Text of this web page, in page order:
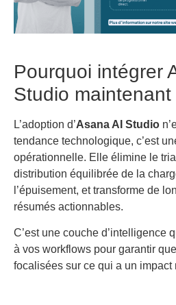
Pourquoi intégrer
Studio maintenant
L’adoption d’Asana AI Studio
tendance technologique, c’est
opérationnelle. Elle élimine le
distribution équilibrée de la
l’épuisement, et transforme de
résumés actionnables.
C’est une couche d’intelligence
à vos workflows pour garantir
focalisées sur ce qui a un impact